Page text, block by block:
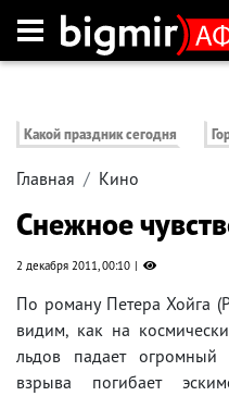
Какой праздник сегодня
Главная Кино
Снежное
2 декабря 2011, 00:10
По роману Петера Хойга
видим, как на
льдов падает
взрыва погибает